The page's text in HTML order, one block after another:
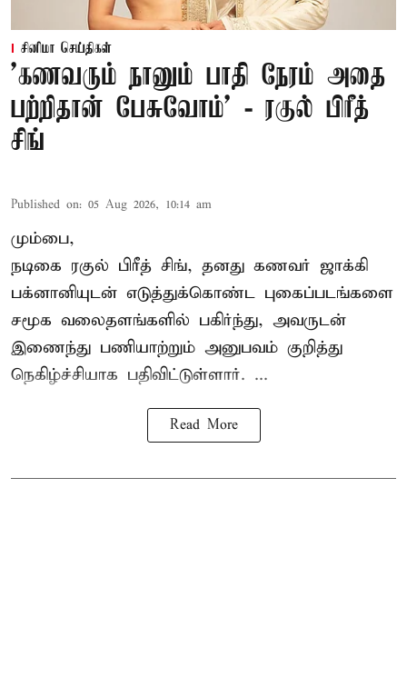
சினிமா செய்திகள்
’கணவரும் நானும் பாதி நேரம் அதை
பற்றிதான் பேசுவோம்’ - ரகுல் பிரீத்
சிங்
Published on: 05 Aug 2026, 10:14 am
மும்பை,
நடிகை ரகுல் பிரீத் சிங், தனது கணவர் ஜாக்கி
பக்னானியுடன் எடுத்துக்கொண்ட புகைப்படங்களை
சமூக வலைதளங்களில் பகிர்ந்து, அவருடன்
இணைந்து பணியாற்றும் அனுபவம் குறித்து
நெகிழ்ச்சியாக பதிவிட்டுள்ளார். ...
Read More